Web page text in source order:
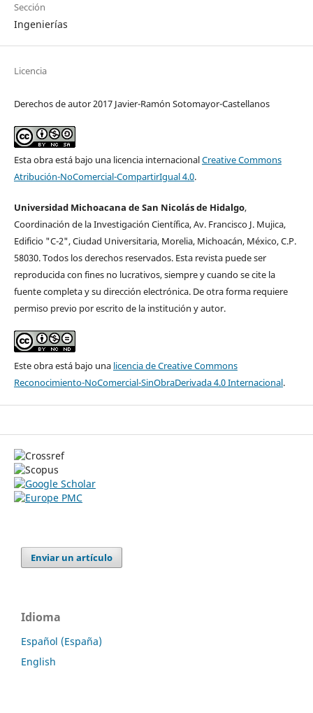
Sección
Ingenierías
Licencia
Derechos de autor 2017 Javier-Ramón Sotomayor-Castellanos
Esta obra está bajo una licencia internacionalCreative Commons
Atribución-NoComercial-CompartirIgual 4.0.
Universidad Michoacana de San Nicolás de Hidalgo,
Coordinación de la Investigación Cientí­fica, Av. Francisco J. Mujica,
Edificio "C-2", Ciudad Universitaria, Morelia, Michoacán, México, C.P.
58030. Todos los derechos reservados. Esta revista puede ser
reproducida con fines no lucrativos, siempre y cuando se cite la
fuente completa y su dirección electrónica. De otra forma requiere
permiso previo por escrito de la institución y autor.
Este obra está bajo una licencia de Creative Commons
Reconocimiento-NoComercial-SinObraDerivada 4.0 Internacional.
Enviar un artículo
Idioma
Español (España)
English